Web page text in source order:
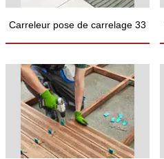
Carreleur pose de carrelage 33